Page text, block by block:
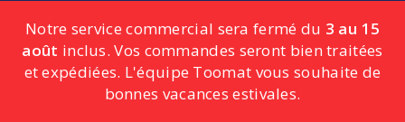
Notre service commercial sera fermé du 3 au 15
août inclus. Vos commandes seront bien traitées
et expédiées. L'équipe Toomat vous souhaite de
bonnes vacances estivales.